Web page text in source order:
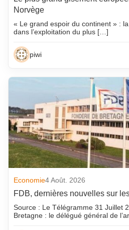
Norvège
« Le grand espoir du continent » :
dans l’exploitation du plus […]
piwi
Economie4 Août. 2026
FDB, dernières nouvelles sur
Source : Le Télégramme 31 Juillet
Bretagne : le délégué général de